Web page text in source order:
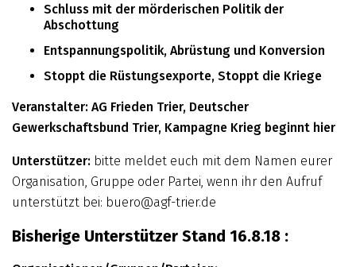
Schluss mit der mörderischen Politik der
Abschottung
Entspannungspolitik, Abrüstung und Konversion
Stoppt die Rüstungsexporte, Stoppt die Kriege
Veranstalter: AG Frieden Trier, Deutscher
Gewerkschaftsbund Trier, Kampagne Krieg beginnt hier
Unterstützer: bitte meldet euch mit dem Namen eurer
Organisation, Gruppe oder Partei, wenn ihr den Aufruf
unterstützt bei: buero@agf-trier.de
Bisherige Unterstützer Stand 16.8.18 :